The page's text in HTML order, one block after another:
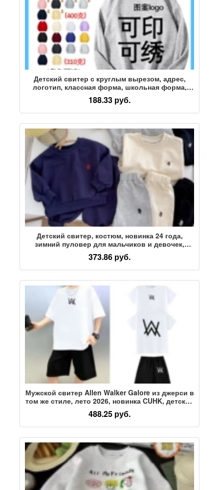
Детский свитер с круглым вырезом, адрес,
логотип, классная форма, школьная форма,
тонкий и толстый детский свитер, легкая доска
объявлений, внешняя торговля,
трансграничная оптовая торговля
188.33 руб.
Детский свитер, костюм, новинка 24 года,
зимний пуловер для мальчиков и девочек,
детская однотонная одежда из двух предметов
с вышивкой в корейском стиле
373.86 руб.
Мужской свитер Allen Walker Galore из джерси в
том же стиле, лето 2026, новинка CUHK, детский
студенческий летний костюм
488.25 руб.